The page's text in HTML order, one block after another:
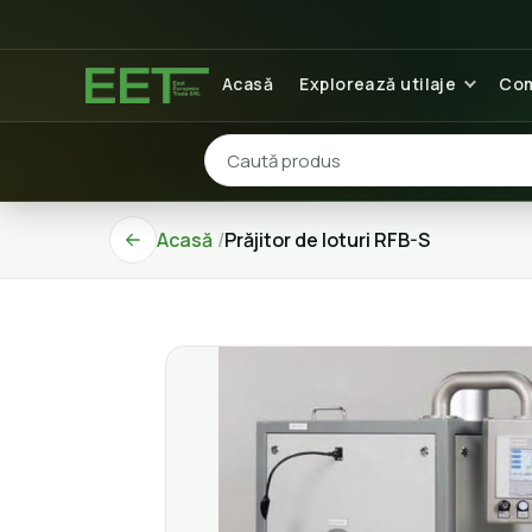
Acasă Explorează utilaje
Acasă Prăjitor de loturi RFB-S